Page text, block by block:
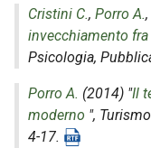
Cristini C., Porro A.,
invecchiamento
Psicologia,
Porro A. (2014) "Il
moderno ",
4-17.